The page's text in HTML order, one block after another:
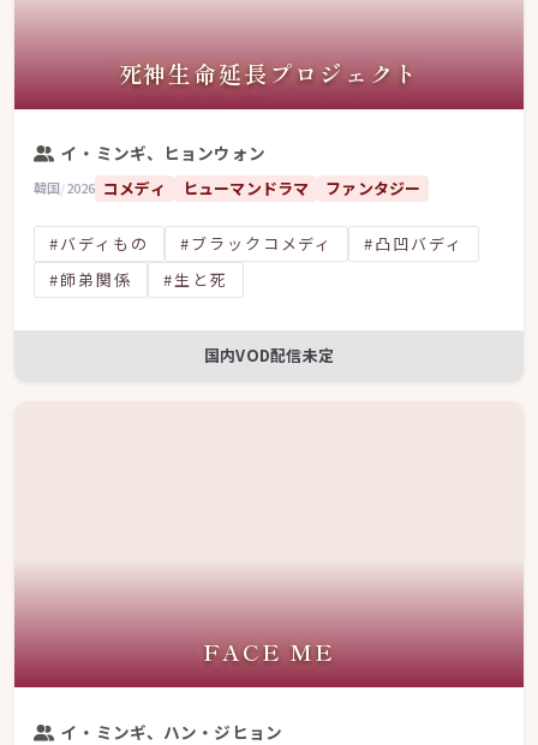
死神生命延長プロジェクト
イ・ミンギ、ヒョンウォン
韓国/2026 コメディ ヒューマンドラマ ファンタジー
#バディもの #ブラックコメディ
#凸凹バディ
#師弟関係
#生と死
国内VOD配信未定
FACE ME
イ・ミンギ、ハン・ジヒョン